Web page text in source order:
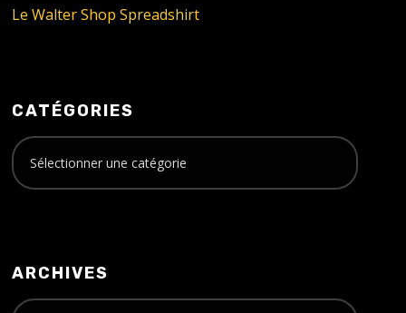
Le Walter Shop Spreadshirt
CATÉGORIES
ARCHIVES